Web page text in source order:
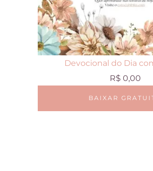
Devocional do Dia
R$ 0,00
BAIXAR